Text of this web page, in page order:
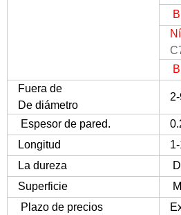
Fuera de
De diámetro
Espesor de pared.
Longitud
La dureza
Superficie
Plazo de precios